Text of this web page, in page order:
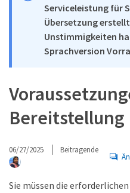
Serviceleistung für
Übersetzung
Unstimmigkeiten
Sprachversion
Bereitstellung
06/27/2025 Beitragende
Sie müssen die